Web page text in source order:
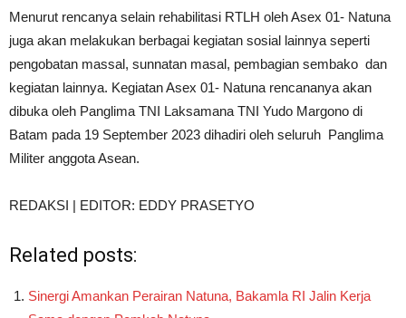
Menurut rencanya selain rehabilitasi RTLH oleh Asex 01- Natuna
juga akan melakukan berbagai kegiatan sosial lainnya seperti
pengobatan massal, sunnatan masal, pembagian sembako dan
kegiatan lainnya. Kegiatan Asex 01- Natuna rencananya akan
dibuka oleh Panglima TNI Laksamana TNI Yudo Margono di
Batam pada 19 September 2023 dihadiri oleh seluruh Panglima
Militer anggota Asean.
REDAKSI | EDITOR: EDDY PRASETYO
Related posts:
Sinergi Amankan Perairan Natuna, Bakamla RI Jalin Kerja